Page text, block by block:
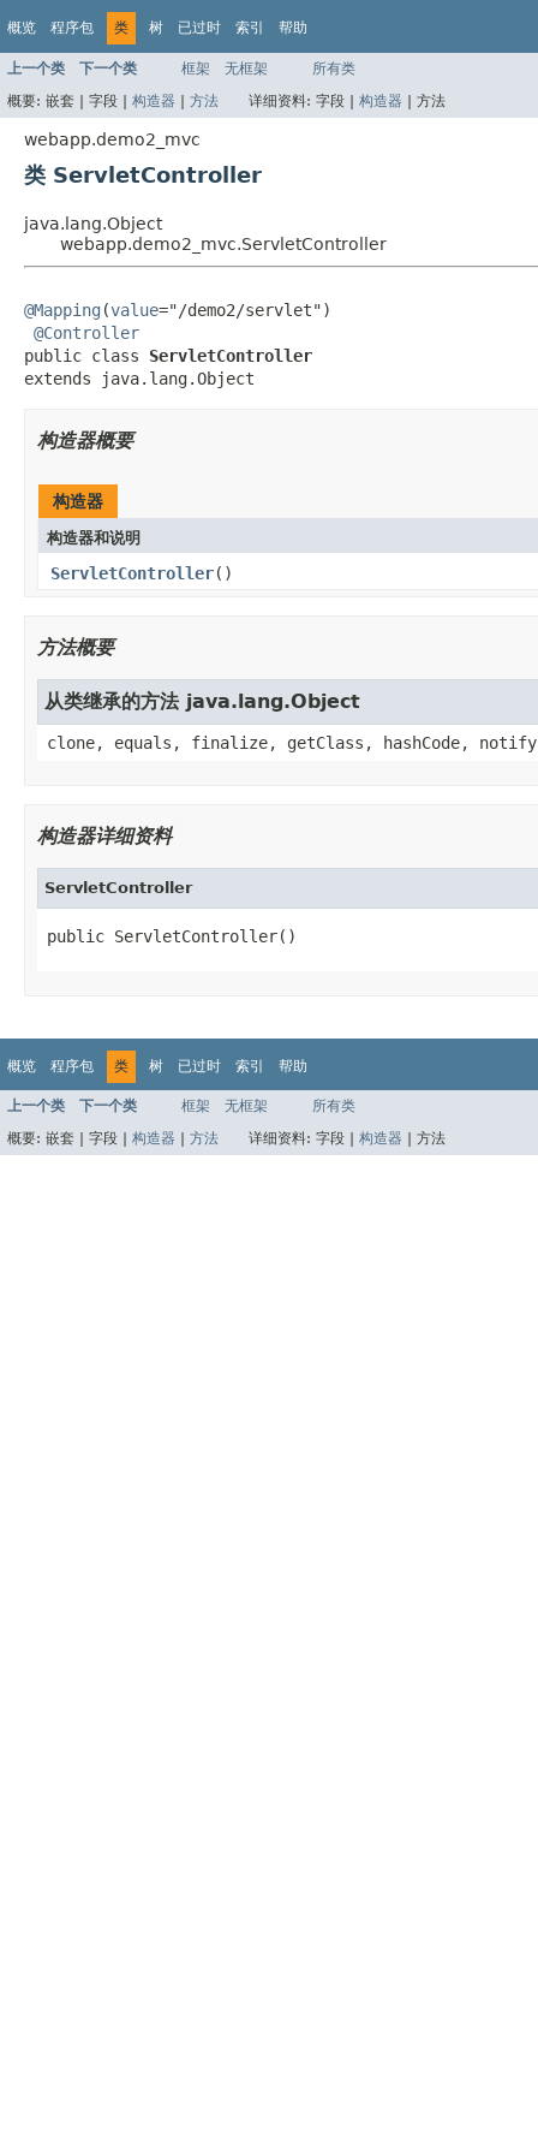
概览 程序包 类 树 已过时 索引 帮助
上一个类 下一个类 框架 无框架
所有类
概要: 嵌套 | 字段 | 构造器 | 方法 详细资料: 字段 | 构造器 | 方法
webapp.demo2_mvc
类 ServletController
java.lang.Object
webapp.demo2_mvc.ServletController
@Mapping (value="/demo2/servlet")
@Controller
public class ServletController
extends java.lang.Object
构造器概要
构造器
构造器和说明
ServletController()
方法概要
从类继承的方法 java.lang.Object
clone, equals, finalize, getClass, hashCode,
构造器详细资料
ServletController
public ServletController()
概览 程序包 类 树 已过时 索引 帮助
上一个类 下一个类 框架 无框架
所有类
概要: 嵌套 | 字段 | 构造器 方法 详细资料: 字段 | 构造器 方法